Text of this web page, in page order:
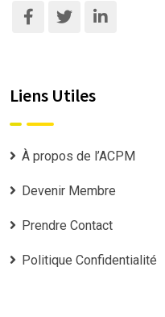
Liens Utiles
À propos de l’ACPM
Devenir Membre
Prendre Contact
Politique Confidentialité